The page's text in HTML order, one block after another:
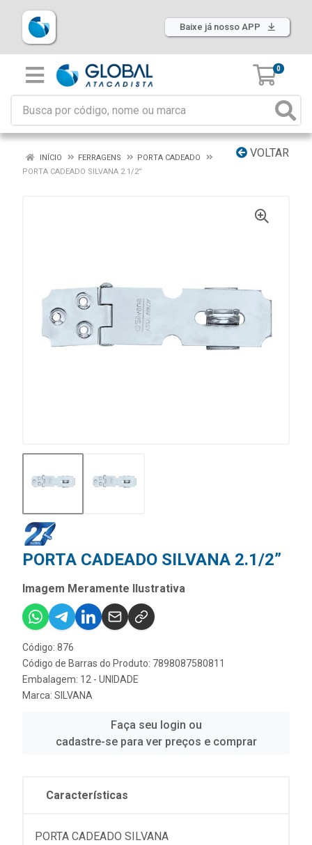
Baixe já nosso APP
0
VOLTAR
INÍCIO FERRAGENS
PORTA CADEADO
PORTA CADEADO SILVANA 2.1/2”
PORTA CADEADO SILVANA 2.1/2”
Imagem Meramente Ilustrativa
Código: 876
Código de Barras do Produto: 7898087580811
Embalagem: 12 - UNIDADE
Marca: SILVANA
Faça seu login ou
cadastre-se para ver preços e comprar
Características
PORTA CADEADO SILVANA